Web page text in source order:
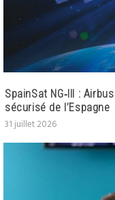
SpainSat NG‑III :
sécurisé de l’Espagne
31 juillet 2026